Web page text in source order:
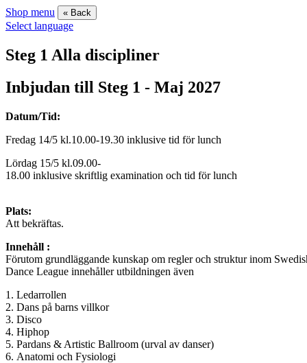
Shop menu « Back
Select language
Steg 1 Alla discipliner
Inbjudan till Steg 1 - Maj 2027
Datum/Tid:
Fredag 14/5 kl.10.00-19.30 inklusive tid för lunch
Lördag 15/5 kl.09.00-
18.00 inklusive skriftlig examination och tid för lunch
Plats:
Att bekräftas.
Innehåll :
Förutom grundläggande kunskap om regler och struktur inom
Dance League innehåller utbildningen även
1. Ledarrollen
2. Dans på barns villkor
3. Disco
4. Hiphop
5. Pardans & Artistic Ballroom (urval av danser)
6. Anatomi och Fysiologi